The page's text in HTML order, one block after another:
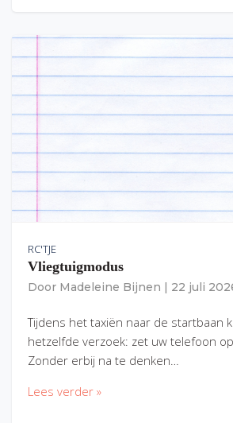
RC'TJE
Vliegtuigmodus
Door Madeleine Bijnen 22 juli
Tijdens het taxiën naar de startbaan
hetzelfde verzoek: zet uw telefoon
Zonder erbij na te denken…
Lees verder »